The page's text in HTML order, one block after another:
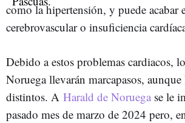
como la hipertensión, y puede acabar
cerebrovascular o insuficiencia
Debido a estos problemas cardiacos,
Noruega llevarán marcapasos,
distintos. A Harald de Noruega se le
pasado mes de marzo de 2024 pero,